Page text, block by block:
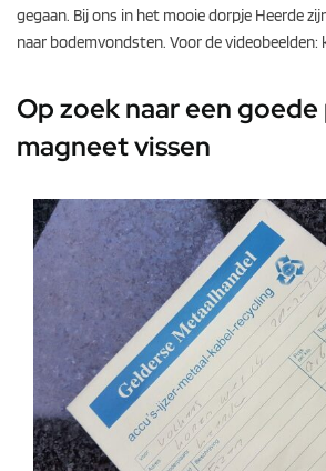
gegaan. Bij ons in het mooie dorpje Heerde
naar bodemvondsten. Voor de videobeelden:
Op zoek naar een
magneet vissen